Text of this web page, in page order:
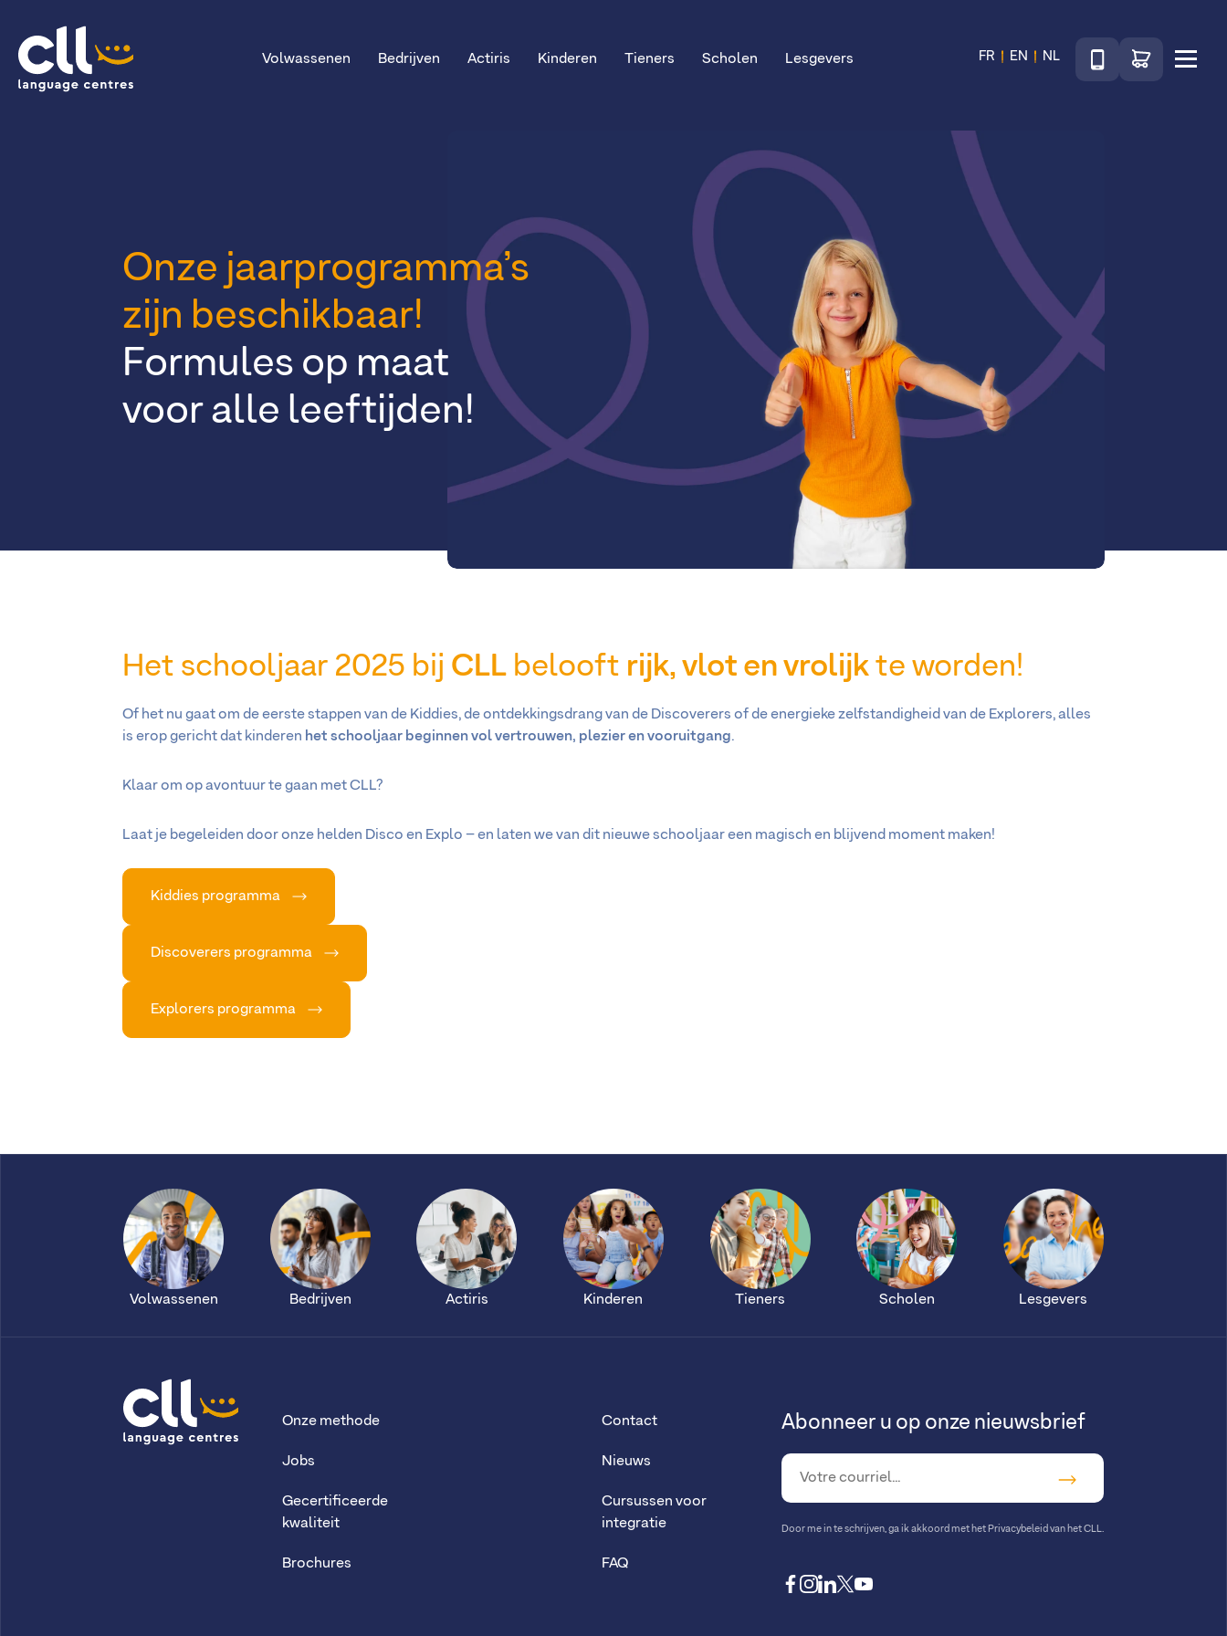
CLL
Volwassenen Bedrijven Actiris Kinderen Tieners Scholen Lesgevers FR EN NL
TéléphoneGa naar de
Onze jaarprogramma’s
zijn beschikbaar!
Formules op maat
voor alle leeftijden!
Het schooljaar 2025 bij CLL belooft rijk, vlot en vrolijk te worden!
Of het nu gaat om de eerste stappen van de Kiddies, de ontdekkingsdrang van de Discoverers of de energieke zelfstandigheid van de Explorers, alles
is erop gericht dat kinderen het schooljaar beginnen vol vertrouwen, plezier en vooruitgang.
Klaar om op avontuur te gaan met CLL?
Laat je begeleiden door onze helden Disco en Explo – en laten we van dit nieuwe schooljaar een magisch en blijvend moment maken!
Kiddies programma
Discoverers programma
Explorers programma
Volwassenen Bedrijven Actiris Kinderen Tieners Scholen Lesgevers
CLL
Onze methode
Jobs
Gecertificeerde
kwaliteit
Brochures
Contact
Nieuws
Cursussen voor
integratie
FAQ
Abonneer u op onze nieuwsbrief
Door me in te schrijven, ga ik akkoord met het Privacybeleid van het CLL
facebook
instagram
linkedin
twitteryoutube